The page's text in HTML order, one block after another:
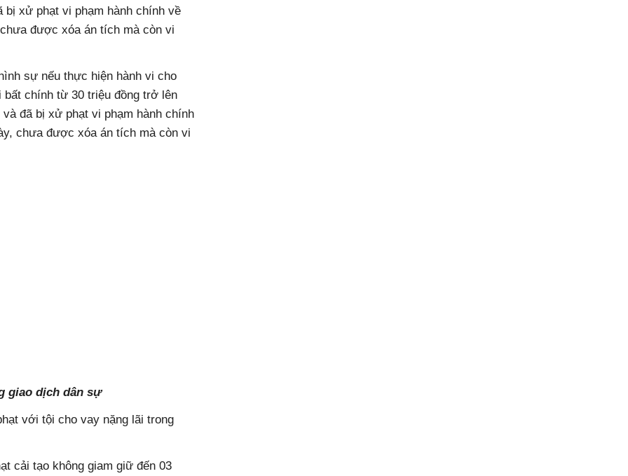
xử phạt vi phạm hành chính về
được xóa án tích mà còn vi
sự nếu thực hiện hành vi cho
chính từ 30 triệu đồng trở lên
đã bị xử phạt vi phạm hành chính
chưa được xóa án tích mà còn vi
giao dịch dân sự
với tội cho vay nặng lãi trong
cải tạo không giam giữ đến 03